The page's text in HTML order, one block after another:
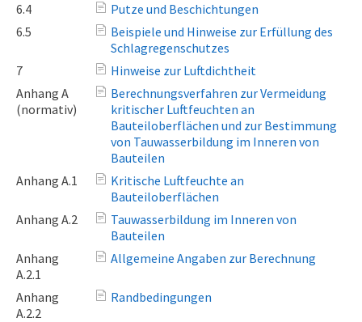
6.4
Putze und Beschichtungen
6.5
Beispiele und Hinweise zur Erfüllung des
Schlagregenschutzes
7
Hinweise zur Luftdichtheit
Anhang A
(normativ)
Berechnungsverfahren zur Vermeidung
kritischer Luftfeuchten an
Bauteiloberflächen und zur Bestimmung
von Tauwasserbildung im Inneren von
Bauteilen
Anhang A.1
Kritische Luftfeuchte an
Bauteiloberflächen
Anhang A.2
Tauwasserbildung im Inneren von
Bauteilen
Anhang
A.2.1
Allgemeine Angaben zur Berechnung
Anhang
A.2.2
Randbedingungen